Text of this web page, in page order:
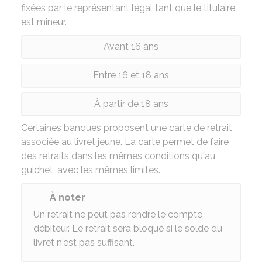
fixées par le représentant légal tant que le titulaire
est mineur.
Avant 16 ans
Entre 16 et 18 ans
À partir de 18 ans
Certaines banques proposent une carte de retrait
associée au livret jeune. La carte permet de faire
des retraits dans les mêmes conditions qu'au
guichet, avec les mêmes limites.
À noter
Un retrait ne peut pas rendre le compte
débiteur. Le retrait sera bloqué si le solde du
livret n'est pas suffisant.